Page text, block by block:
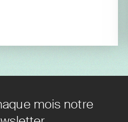
mois notre